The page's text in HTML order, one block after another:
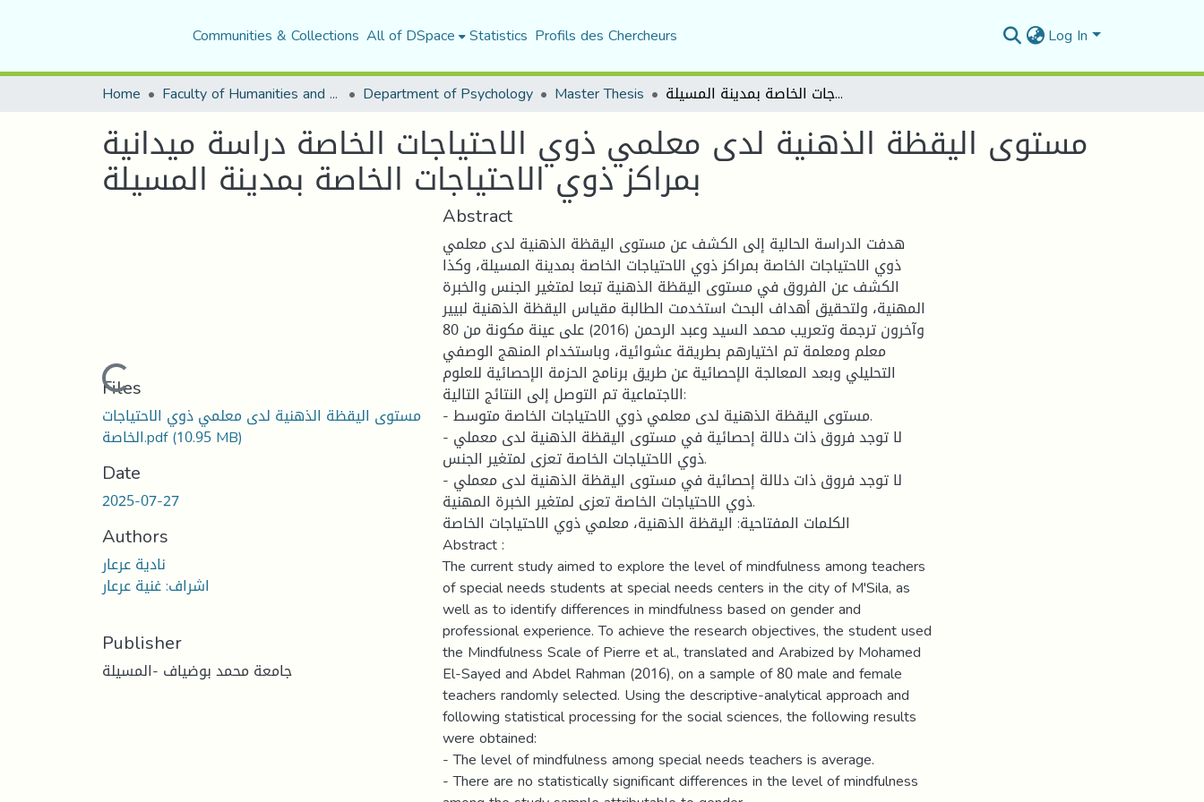
Communities & Collections All of DSpace Statistics Profils des Chercheurs Log In
Home Faculty of Humanities and Social Sciences Department of Psychology Master Thesis مستوى اليقظة الذهنية لدى معلمي ذوي الاحتياجات الخاصة دراسة ميدانية بمراكز ذوي الاحتياجات الخاصة بمدينة المسيلة
مستوى اليقظة الذهنية لدى معلمي ذوي الاحتياجات الخاصة دراسة ميدانية
بمراكز ذوي الاحتياجات الخاصة بمدينة المسيلة
Loading...
Files
مستوى اليقظة الذهنية لدى معلمي ذوي الاحتياجات
الخاصة.pdf(10.95 MB)
Date
2025-07-27
Authors
نادية عرعار
اشراف: غنية عرعار
Publisher
جامعة محمد بوضياف -المسيلة
Abstract
هدفت الدراسة الحالية إلى الكشف عن مستوى اليقظة الذهنية لدى معلمي
ذوي الاحتياجات الخاصة بمراكز ذوي الاحتياجات الخاصة بمدينة المسيلة، وكذا
الكشف عن الفروق في مستوى اليقظة الذهنية تبعا لمتغير الجنس والخبرة
المهنية، ولتحقيق أهداف البحث استخدمت الطالبة مقياس اليقظة الذهنية لبيير
وآخرون ترجمة وتعريب محمد السيد وعبد الرحمن (2016) على عينة مكونة من 80
معلم ومعلمة تم اختيارهم بطريقة عشوائية، وباستخدام المنهج الوصفي
التحليلي وبعد المعالجة الإحصائية عن طريق برنامج الحزمة الإحصائية للعلوم
الاجتماعية تم التوصل إلى النتائج التالية:
- مستوى اليقظة الذهنية لدى معلمي ذوي الاحتياجات الخاصة متوسط.
- لا توجد فروق ذات دلالة إحصائية في مستوى اليقظة الذهنية لدى معملي
ذوي الاحتياجات الخاصة تعزى لمتغير الجنس.
- لا توجد فروق ذات دلالة إحصائية في مستوى اليقظة الذهنية لدى معملي
ذوي الاحتياجات الخاصة تعزى لمتغير الخبرة المهنية.
الكلمات المفتاحية: اليقظة الذهنية، معلمي ذوي الاحتياجات الخاصة
Abstract :
The current study aimed to explore the level of mindfulness among teachers
of special needs students at special needs centers in the city of M'Sila, as
well as to identify differences in mindfulness based on gender and
professional experience. To achieve the research objectives, the student used
the Mindfulness Scale of Pierre et al., translated and Arabized by Mohamed
El-Sayed and Abdel Rahman (2016), on a sample of 80 male and female
teachers randomly selected. Using the descriptive-analytical approach and
following statistical processing for the social sciences, the following results
were obtained:
- The level of mindfulness among special needs teachers is average.
- There are no statistically significant differences in the level of mindfulness